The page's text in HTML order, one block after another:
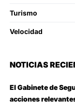
Turismo
Velocidad
NOTICIAS
El Gabinete de
acciones